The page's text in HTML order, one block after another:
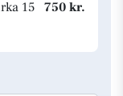
15 750 kr.